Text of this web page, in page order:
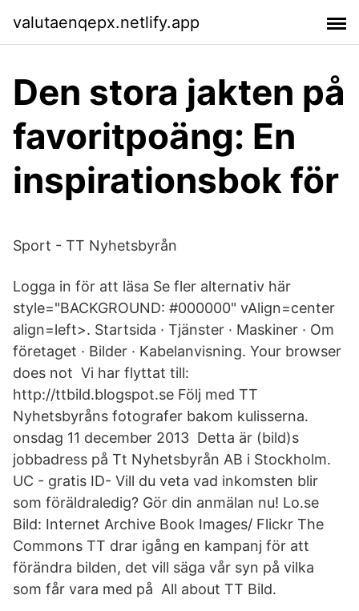
valutaenqepx.netlify.app
Den stora jakten på
favoritpoäng: En
inspirationsbok för
Sport - TT Nyhetsbyrån
Logga in för att läsa Se fler alternativ här
style="BACKGROUND: #000000" vAlign=center
align=left>. Startsida · Tjänster · Maskiner · Om
företaget · Bilder · Kabelanvisning. Your browser
does not Vi har flyttat till:
http://ttbild.blogspot.se Följ med TT
Nyhetsbyråns fotografer bakom kulisserna.
onsdag 11 december 2013 Detta är (bild)s
jobbadress på Tt Nyhetsbyrån AB i Stockholm.
UC - gratis ID- Vill du veta vad inkomsten blir
som föräldraledig? Gör din anmälan nu! Lo.se
Bild: Internet Archive Book Images/ Flickr The
Commons TT drar igång en kampanj för att
förändra bilden, det vill säga vår syn på vilka
som får vara med på​ All about TT Bild.